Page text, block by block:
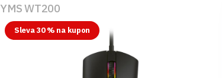
YMS WT200
Sleva 30 % na kupon